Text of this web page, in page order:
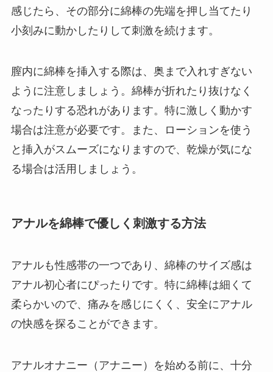
感じたら、その部分に綿棒の先端を押し当てたり
小刻みに動かしたりして刺激を続けます。
膣内に綿棒を挿入する際は、奥まで入れすぎない
ように注意しましょう。綿棒が折れたり抜けなく
なったりする恐れがあります。特に激しく動かす
場合は注意が必要です。また、ローションを使う
と挿入がスムーズになりますので、乾燥が気にな
る場合は活用しましょう。
アナルを綿棒で優しく刺激する方法
アナルも性感帯の一つであり、綿棒のサイズ感は
アナル初心者にぴったりです。特に綿棒は細くて
柔らかいので、痛みを感じにくく、安全にアナル
の快感を探ることができます。
アナルオナニー（アナニー）を始める前に、十分